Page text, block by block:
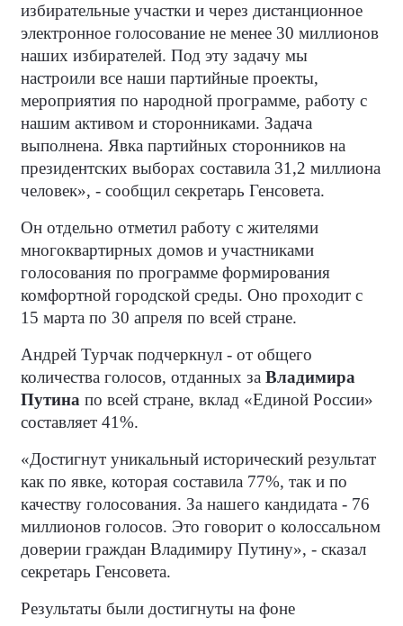
избирательные участки и через дистанционное
электронное голосование не менее 30 миллионов
наших избирателей. Под эту задачу мы
настроили все наши партийные проекты,
мероприятия по народной программе, работу с
нашим активом и сторонниками. Задача
выполнена. Явка партийных сторонников на
президентских выборах составила 31,2 миллиона
человек», - сообщил секретарь Генсовета.
Он отдельно отметил работу с жителями
многоквартирных домов и участниками
голосования по программе формирования
комфортной городской среды. Оно проходит с
15 марта по 30 апреля по всей стране.
Андрей Турчак подчеркнул - от общего
количества голосов, отданных за Владимира
Путина по всей стране, вклад «Единой России»
составляет 41%.
«Достигнут уникальный исторический результат
как по явке, которая составила 77%, так и по
качеству голосования. За нашего кандидата - 76
миллионов голосов. Это говорит о колоссальном
доверии граждан Владимиру Путину», - сказал
секретарь Генсовета.
Результаты были достигнуты на фоне